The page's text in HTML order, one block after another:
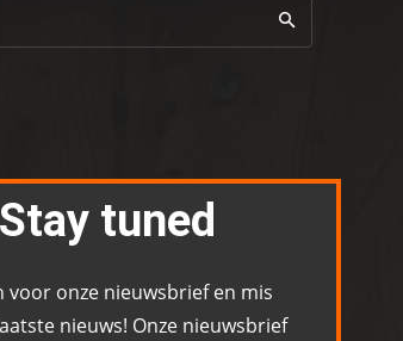
Stay tuned
voor onze nieuwsbrief en mis
nieuws! Onze nieuwsbrief